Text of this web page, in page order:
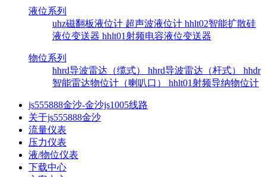
液位系列
uhz磁翻板液位计 超声波液位计 hhlt02智能扩散硅
液位变送器 hhlt01射频电容液位变送器
物位系列
hhrd导波雷达（缆式） hhrd导波雷达（杆式） hhdr
智能雷达物位计（喇叭口） hhlt01射频导纳物位计
js555888金沙-金沙js1005线路
关于js555888金沙
流量仪表
压力仪表
液/物位仪表
下载中心